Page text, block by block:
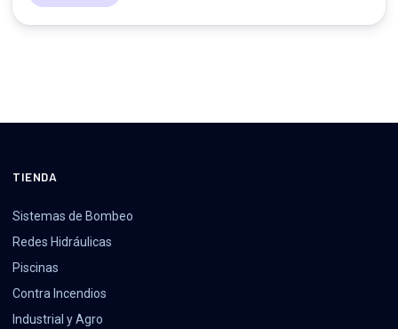
TIENDA
Sistemas de Bombeo
Redes Hidráulicas
Piscinas
Contra Incendios
Industrial y Agro